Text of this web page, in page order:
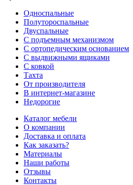
Односпальные
Полутороспальные
Двуспальные
С подъемным механизмом
С ортопедическим основанием
С выдвижными ящиками
С ковкой
Тахта
От производителя
В интернет-магазине
Недорогие
Каталог мебели
О компании
Доставка и оплата
Как заказать?
Материалы
Наши работы
Отзывы
Контакты